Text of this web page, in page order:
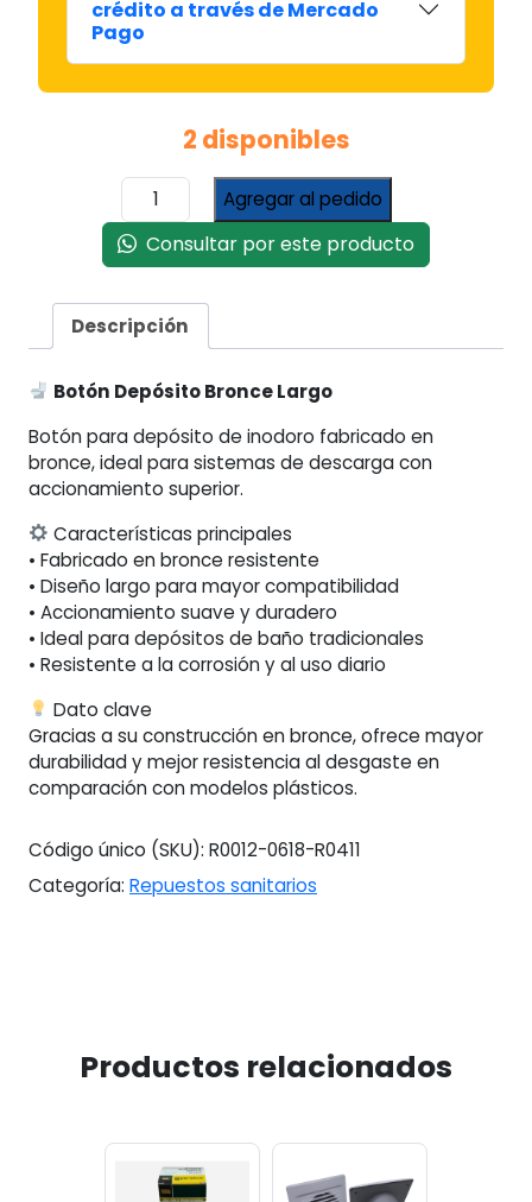
crédito a través de Mercado
Pago
2 disponibles
Botón
Depósito
Bronce
Largo
Agregar al pedido
Consultar por este producto
Descripción
Botón Depósito Bronce Largo
Botón para depósito de inodoro fabricado en
bronce, ideal para sistemas de descarga con
accionamiento superior.
Características principales
• Fabricado en bronce resistente
• Diseño largo para mayor compatibilidad
• Accionamiento suave y duradero
• Ideal para depósitos de baño tradicionales
• Resistente a la corrosión y al uso diario
Dato clave
Gracias a su construcción en bronce, ofrece mayor
durabilidad y mejor resistencia al desgaste en
comparación con modelos plásticos.
Código único (SKU): R0012-0618-R0411
Categoría: Repuestos sanitarios
Productos relacionados